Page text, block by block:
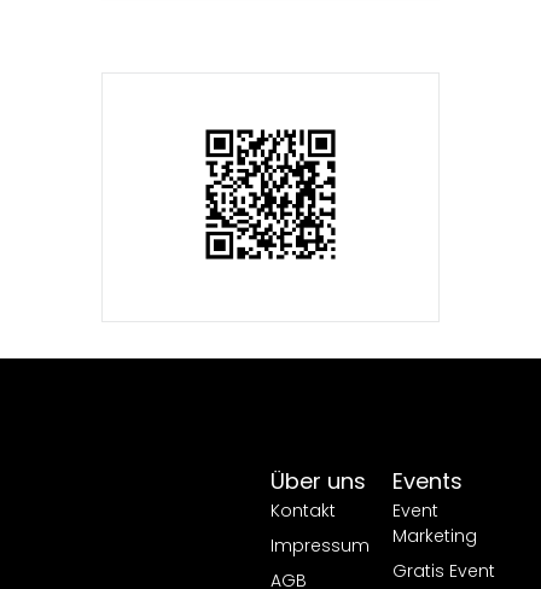
Events
Event
Marketing
Gratis Event
Über uns
Kontakt
Impressum
AGB